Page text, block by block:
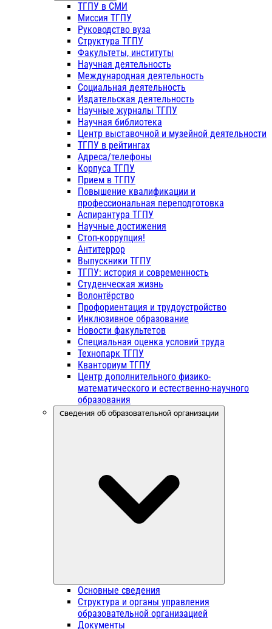
ТГПУ в СМИ
Миссия ТГПУ
Руководство вуза
Структура ТГПУ
Факультеты, институты
Научная деятельность
Международная деятельность
Социальная деятельность
Издательская деятельность
Научные журналы ТГПУ
Научная библиотека
Центр выставочной и музейной деятельности
ТГПУ в рейтингах
Адреса/телефоны
Корпуса ТГПУ
Прием в ТГПУ
Повышение квалификации и
профессиональная переподготовка
Аспирантура ТГПУ
Научные достижения
Стоп-коррупция!
Антитеррор
Выпускники ТГПУ
ТГПУ: история и современность
Студенческая жизнь
Волонтёрство
Профориентация и трудоустройство
Инклюзивное образование
Новости факультетов
Специальная оценка условий труда
Технопарк ТГПУ
Кванториум ТГПУ
Центр дополнительного физико-
математического и естественно-научного
образования
Сведения об образовательной организации
Основные сведения
Структура и органы управления
образовательной организацией
Документы